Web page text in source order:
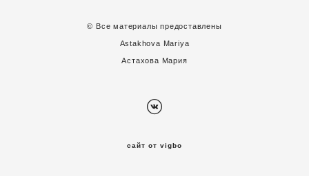
© Все материалы предоставлены
Astakhova Mariya
Астахова Мария
сайт от vigbo